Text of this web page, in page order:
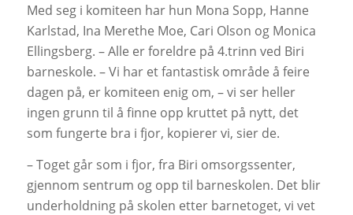
Med seg i komiteen har hun Mona Sopp, Hanne
Karlstad, Ina Merethe Moe, Cari Olson og Monica
Ellingsberg. – Alle er foreldre på 4.trinn ved Biri
barneskole. – Vi har et fantastisk område å feire
dagen på, er komiteen enig om, – vi ser heller
ingen grunn til å finne opp kruttet på nytt, det
som fungerte bra i fjor, kopierer vi, sier de.
– Toget går som i fjor, fra Biri omsorgssenter,
gjennom sentrum og opp til barneskolen. Det blir
underholdning på skolen etter barnetoget, vi vet